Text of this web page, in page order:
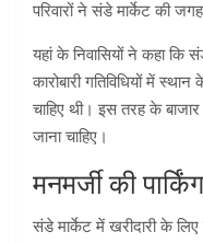
परिवारों ने संडे मार्केट की
यहां के निवासियों ने कहा कि
कारोबारी गतिविधियों में
चाहिए थी। इस तरह के
जाना चाहिए।
मनमर्जी की
संडे मार्केट में खरीदारी के